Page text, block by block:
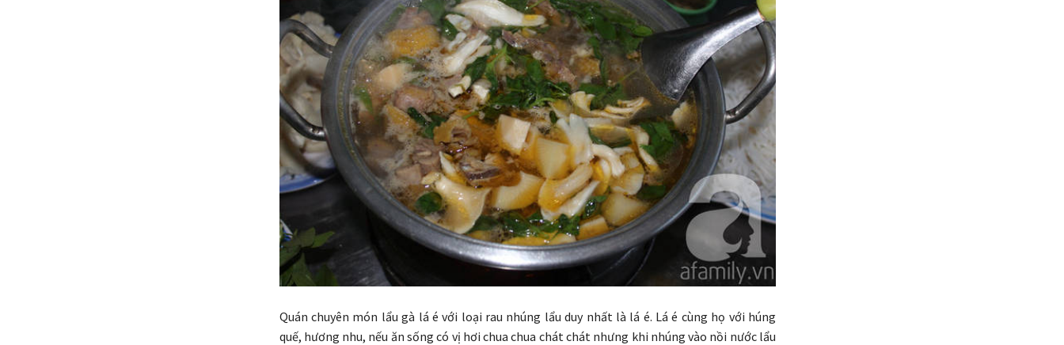
Quán chuyên món lẩu gà lá é với loại rau nhúng lẩu duy nhất là lá é. Lá é cùng họ với húng
quế, hương nhu, nếu ăn sống có vị hơi chua chua chát chát nhưng khi nhúng vào nồi nước lẩu